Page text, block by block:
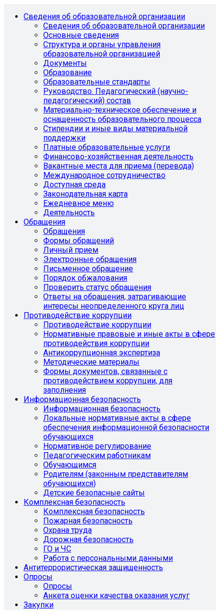
Сведения об образовательной организации
Сведения об образовательной организации
Основные сведения
Структура и органы управления
образовательной организацией
Документы
Образование
Образовательные стандарты
Руководство. Педагогический (научно-
педагогический) состав
Материально-техническое обеспечение и
оснащенность образовательного процесса
Стипендии и иные виды материальной
поддержки
Платные образовательные услуги
Финансово-хозяйственная деятельность
Вакантные места для приема (перевода)
Международное сотрудничество
Доступная среда
Законодательная карта
Ежедневное меню
Деятельность
Обращения
Обращения
Формы обращений
Личный прием
Электронные обращения
Письменное обращение
Порядок обжалования
Проверить статус обращения
Ответы на обращения, затрагивающие
интересы неопределенного круга лиц
Противодействие коррупции
Противодействие коррупции
Нормативные правовые и иные акты в сфере
противодействия коррупции
Антикоррупционная экспертиза
Методические материалы
Формы документов, связанные с
противодействием коррупции, для
заполнения
Информационная безопасность
Информационная безопасность
Локальные нормативные акты в сфере
обеспечения информационной безопасности
обучающихся
Нормативное регулирование
Педагогическим работникам
Обучающимся
Родителям (законным представителям
обучающихся)
Детские безопасные сайты
Комплексная безопасность
Комплексная безопасность
Пожарная безопасность
Охрана труда
Дорожная безопасность
ГО и ЧС
Работа с персональными данными
Антитеррористическая защищенность
Опросы
Опросы
Анкета оценки качества оказания услуг
Закупки